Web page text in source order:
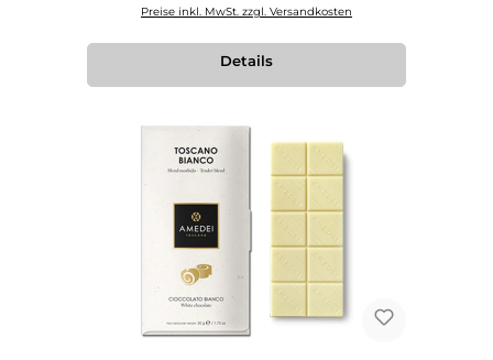
Preise inkl. MwSt. zzgl. Versandkosten
Details